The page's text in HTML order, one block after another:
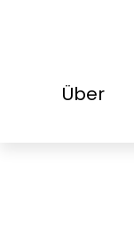
Über